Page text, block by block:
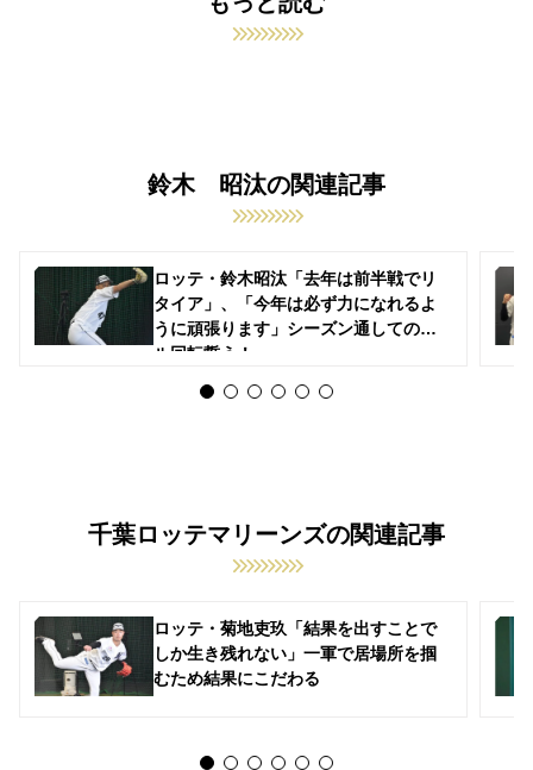
鈴木 昭汰の関連記事
ロッテ・鈴木昭汰「去年は前半戦でリ
タイア」、「今年は必ず力になれるよ
うに頑張ります」シーズン通してのフ
ル回転誓う！
千葉ロッテマリーンズの関連記事
ロッテ・菊地吏玖「結果を出すことで
しか生き残れない」一軍で居場所を掴
むため結果にこだわる